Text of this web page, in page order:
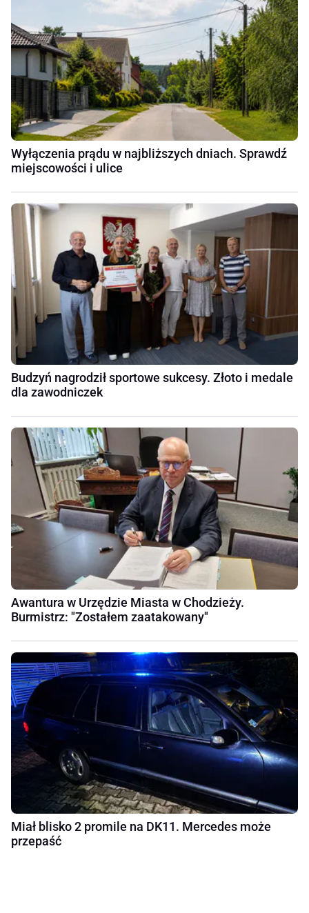
Wyłączenia prądu w najbliższych dniach. Sprawdź
miejscowości i ulice
Budzyń nagrodził sportowe sukcesy. Złoto i medale
dla zawodniczek
Awantura w Urzędzie Miasta w Chodzieży.
Burmistrz: "Zostałem zaatakowany"
Miał blisko 2 promile na DK11. Mercedes może
przepaść